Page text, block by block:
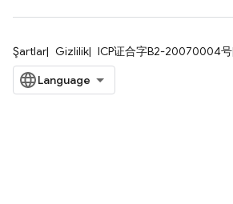
Şartlar Gizlilik ICP证合字B2-20070004号